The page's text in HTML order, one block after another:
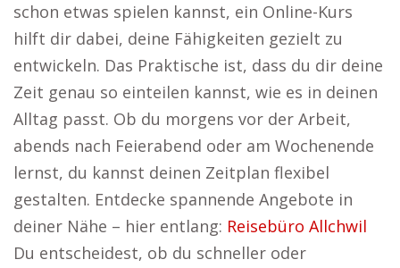
schon etwas spielen kannst, ein Online-Kurs
hilft dir dabei, deine Fähigkeiten gezielt zu
entwickeln. Das Praktische ist, dass du dir deine
Zeit genau so einteilen kannst, wie es in deinen
Alltag passt. Ob du morgens vor der Arbeit,
abends nach Feierabend oder am Wochenende
lernst, du kannst deinen Zeitplan flexibel
gestalten. Entdecke spannende Angebote in
deiner Nähe – hier entlang: Reisebüro Allchwil
Du entscheidest, ob du schneller oder